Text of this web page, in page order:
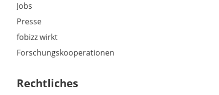
Jobs
Presse
fobizz wirkt
Forschungskooperationen
Rechtliches